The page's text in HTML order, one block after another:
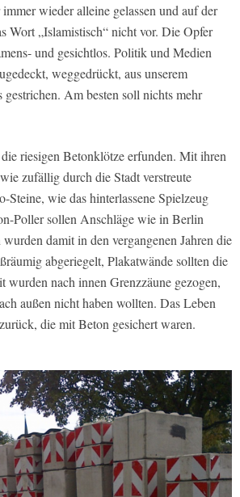
wieder alleine gelassen und auf der
Wort „Islamistisch“ nicht vor. Die Opfer
und gesichtlos. Politik und Medien
weggedrückt, aus unserem
Am besten soll nichts mehr
riesigen Betonklötze erfunden. Mit ihren
zufällig durch die Stadt verstreute
Steine, wie das hinterlassene Spielzeug
Poller sollen Anschläge wie in Berlin
damit in den vergangenen Jahren die
abgeriegelt, Plakatwände sollten die
wurden nach innen Grenzzäune gezogen,
außen nicht haben wollten. Das Leben
die mit Beton gesichert waren.